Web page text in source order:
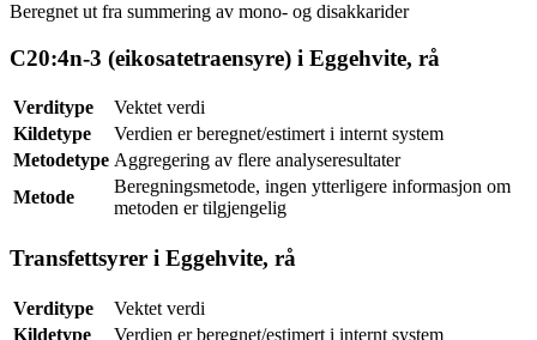
Beregnet ut fra summering av mono- og disakkarider
C20:4n-3 (eikosatetraensyre) i Eggehvite, rå
Verditype
Vektet verdi
Kildetype
Verdien er beregnet/estimert i internt system
Metodetype Aggregering av flere analyseresultater
Metode
Beregningsmetode, ingen ytterligere informasjon om
metoden er tilgjengelig
Transfettsyrer i Eggehvite, rå
Verditype
Vektet verdi
Kildetype
Verdien er beregnet/estimert i internt system